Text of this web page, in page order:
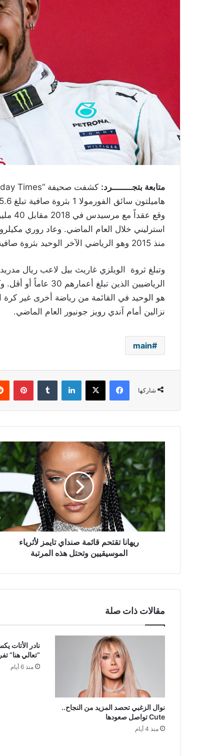
متابعة بتجــــــــرد:
استرليني خلال العام الماضي. وعاد روري
منذ 2015 وهو الرياضي الآخر الوحيد بثروة صافية تبلغ 208.4 مليون دولار.
الرياضيين الذين
نزالين أمام آندي رويز جونيور العام الماضي.
main
شاركها
فيسبوك ‫X لينكدإن
ريهانا
تقتحم
قائمة
صنداي
تايمز
لأثرياء
الموسيقيين
وتحتل
هذه
ريهانا تقتحم قائمة صنداي تايمز لأثرياء
الموسيقيين وتحتل هذه المرتبة
مقالات ذات صلة
نوال الزغبي تحصد المزيد من النجاح..
Cute تواصل صعودها
منذ 4 أيام
نادر الأتات
“تعالي هنا”
منذ 6 أيام